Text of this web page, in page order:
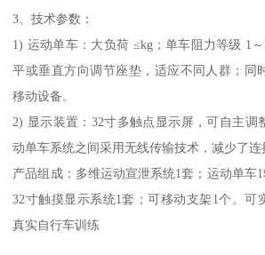
3、技术参数：
1) 运动单车：大负荷 ≤kg；单车阻力等级 1
平或垂直方向调节座垫，适应不同人群；同
移动设备。
2) 显示装置：32寸多触点显示屏，可自主调
动单车系统之间采用无线传输技术，减少了连
产品组成：多维运动宣泄系统1套；运动单车1
32寸触摸显示系统1套；可移动支架1个。可
真实自行车训练